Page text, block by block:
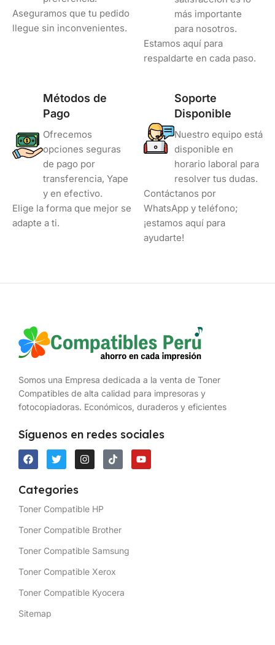
Aseguramos que tu pedido
llegue sin inconvenientes.
más importante
para nosotros.
Estamos aquí para
respaldarte en cada paso.
Métodos de
Pago
Ofrecemos
opciones seguras
de pago por
transferencia, Yape
y en efectivo.
Elige la forma que mejor se
adapte a ti.
Soporte
Disponible
Nuestro equipo está
disponible en
horario laboral para
resolver tus dudas.
Contáctanos por
WhatsApp y teléfono;
¡estamos aquí para
ayudarte!
Somos una Empresa dedicada a la venta de Toner
Compatibles de alta calidad para impresoras y
fotocopiadoras. Económicos, duraderos y eficientes
Síguenos en redes sociales
Categories
Toner Compatible HP
Toner Compatible Brother
Toner Compatible Samsung
Toner Compatible Xerox
Toner Compatible Kyocera
Sitemap